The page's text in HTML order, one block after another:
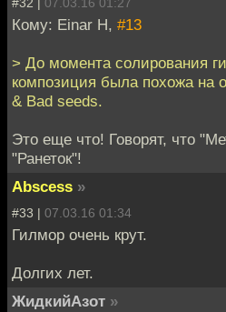
Кому: Einar H, #13
> До момента солирования
композиция была похожа на
& Bad seeds.
Это еще что! Говорят, что
"Ранеток"!
Abscess »
#33 | 07.03.16 01:34
Гилмор очень крут.
Долгих лет.
ЖидкийАзот »